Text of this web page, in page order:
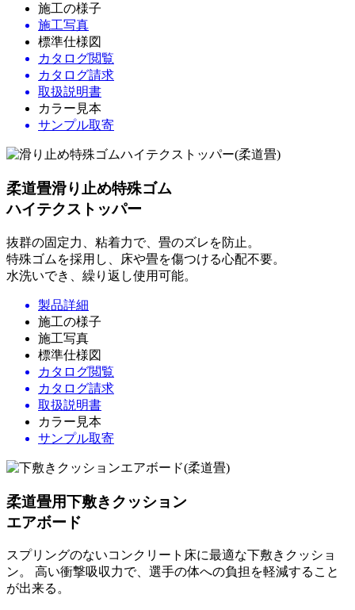
施工の様子
施工写真
標準仕様図
カタログ閲覧
カタログ請求
取扱説明書
カラー見本
サンプル取寄
柔道畳滑り止め特殊ゴム
ハイテクストッパー
抜群の固定力、粘着力で、畳のズレを防止。
特殊ゴムを採用し、床や畳を傷つける心配不要。
水洗いでき、繰り返し使用可能。
製品詳細
施工の様子
施工写真
標準仕様図
カタログ閲覧
カタログ請求
取扱説明書
カラー見本
サンプル取寄
柔道畳用下敷きクッション
エアボード
スプリングのないコンクリート床に最適な下敷きクッショ
ン。 高い衝撃吸収力で、選手の体への負担を軽減すること
が出来る。